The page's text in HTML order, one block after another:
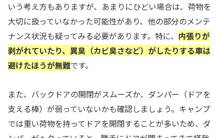
いう考え方もありますが、あまりにひどい場合は、荷物を
大切に扱っていなかった可能性があり、他の部分のメンテ
ナンス状況も疑ってみる必要があります。特に、 内張りが
剥がれていたり、異臭（カビ臭さなど）がしたりする車は
避けたほうが無難です。
また、バックドアの開閉がスムーズか、ダンパー（ドアを
支える棒）が弱っていないかも確認しましょう。キャンプ
では重い荷物を持ってドアを開閉することが多いため、ダ